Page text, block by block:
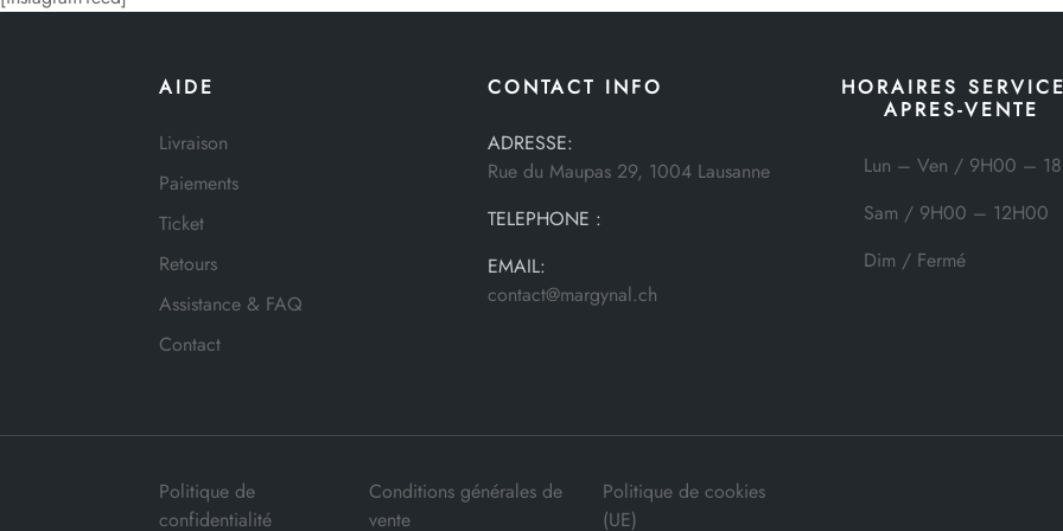
AIDE
Livraison
Paiements
Ticket
Retours
Assistance & FAQ
Contact
CONTACT INFO
ADRESSE:
Rue du Maupas 29, 1004 Lausanne
TELEPHONE :
EMAIL:
contact@margynal.ch
HORAIRES
APRES-VENTE
Lun – Ven / 9H00 –
Sam / 9H00 – 12H00
Dim / Fermé
Politique de
confidentialité
Conditions générales de
vente
Politique de cookies
(UE)